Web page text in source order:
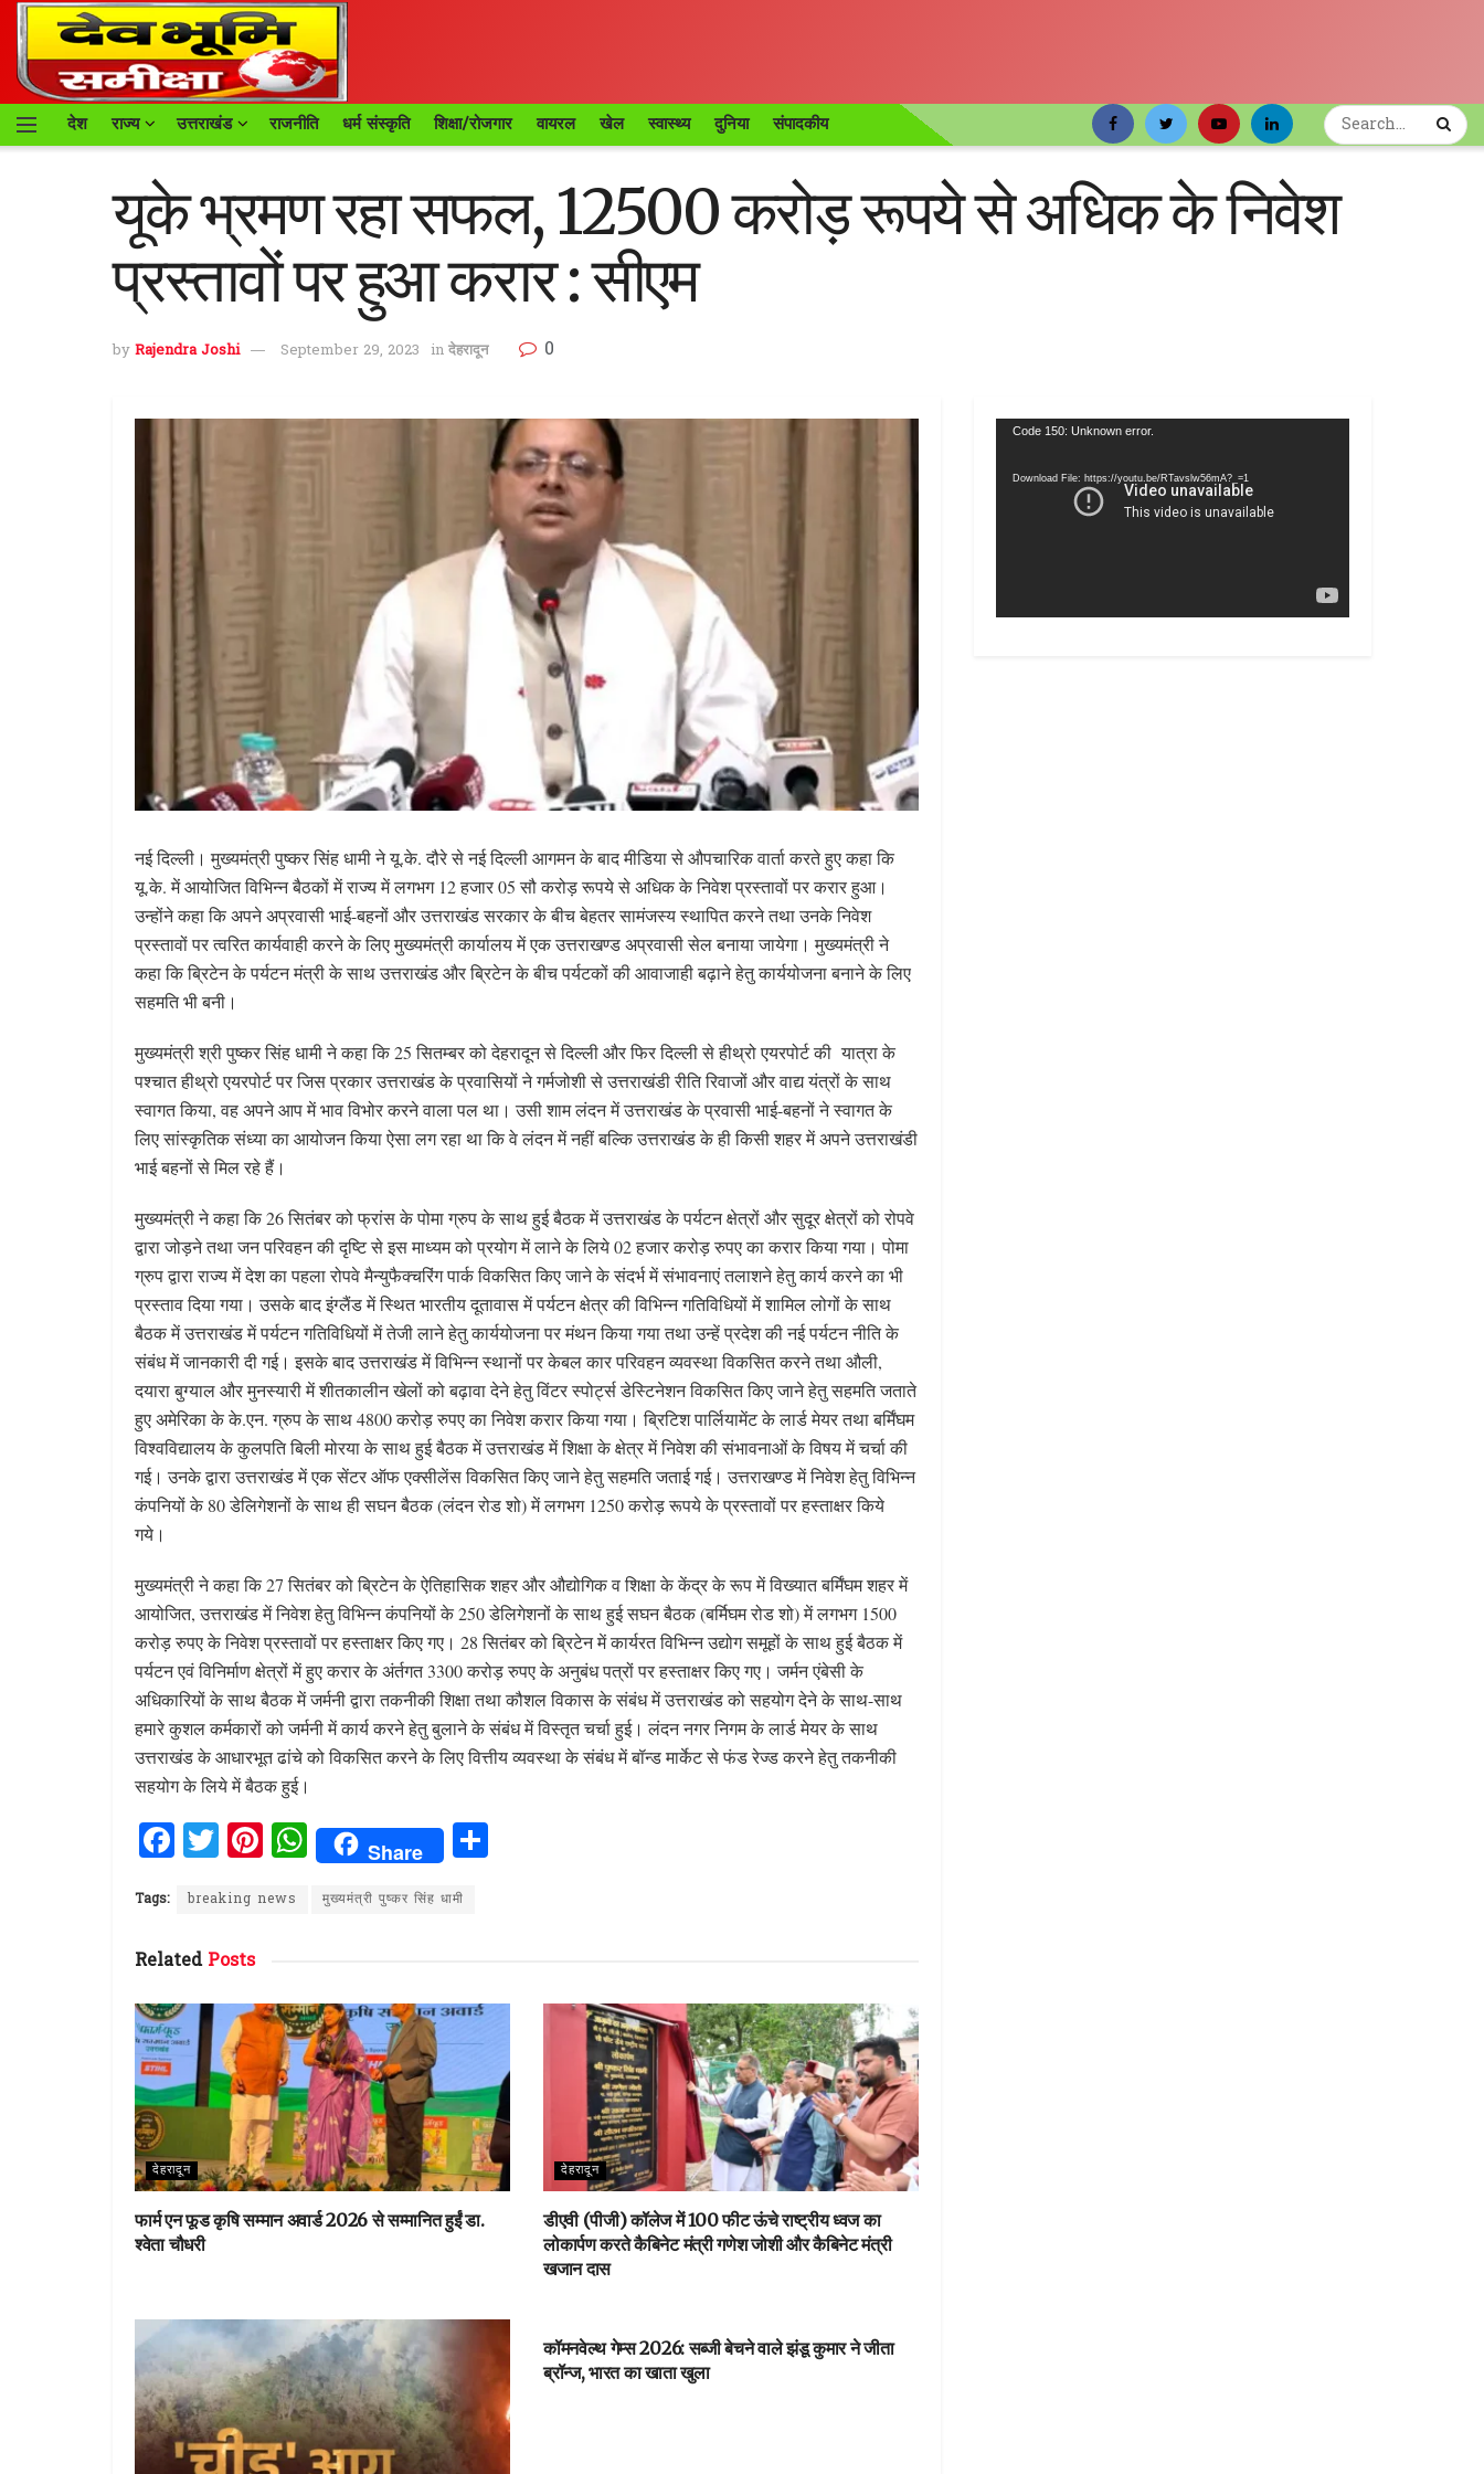
देश राज्य उत्तराखंड राजनीति धर्म संस्कृति शिक्षा/रोजगार वायरल खेल स्वास्थ्य दुनिया संपादकीय
यूके भ्रमण रहा सफल, 12500 करोड़ रूपये से अधिक के निवेश
प्रस्तावों पर हुआ करार : सीएम
by Rajendra Joshi September 29, 2023 in देहरादून 0
नई दिल्ली। मुख्यमंत्री पुष्कर सिंह धामी ने यू.के. दौरे से नई दिल्ली आगमन के बाद मीडिया से औपचारिक वार्ता करते हुए कहा कि
यू.के. में आयोजित विभिन्न बैठकों में राज्य में लगभग 12 हजार 05 सौ करोड़ रूपये से अधिक के निवेश प्रस्तावों पर करार हुआ।
उन्होंने कहा कि अपने अप्रवासी भाई-बहनों और उत्तराखंड सरकार के बीच बेहतर सामंजस्य स्थापित करने तथा उनके निवेश
प्रस्तावों पर त्वरित कार्यवाही करने के लिए मुख्यमंत्री कार्यालय में एक उत्तराखण्ड अप्रवासी सेल बनाया जायेगा। मुख्यमंत्री ने
कहा कि ब्रिटेन के पर्यटन मंत्री के साथ उत्तराखंड और ब्रिटेन के बीच पर्यटकों की आवाजाही बढ़ाने हेतु कार्ययोजना बनाने के लिए
सहमति भी बनी।
मुख्यमंत्री श्री पुष्कर सिंह धामी ने कहा कि 25 सितम्बर को देहरादून से दिल्ली और फिर दिल्ली से हीथ्रो एयरपोर्ट की यात्रा के
पश्चात हीथ्रो एयरपोर्ट पर जिस प्रकार उत्तराखंड के प्रवासियों ने गर्मजोशी से उत्तराखंडी रीति रिवाजों और वाद्य यंत्रों के साथ
स्वागत किया, वह अपने आप में भाव विभोर करने वाला पल था। उसी शाम लंदन में उत्तराखंड के प्रवासी भाई-बहनों ने स्वागत के
लिए सांस्कृतिक संध्या का आयोजन किया ऐसा लग रहा था कि वे लंदन में नहीं बल्कि उत्तराखंड के ही किसी शहर में अपने उत्तराखंडी
भाई बहनों से मिल रहे हैं।
मुख्यमंत्री ने कहा कि 26 सितंबर को फ्रांस के पोमा ग्रुप के साथ हुई बैठक में उत्तराखंड के पर्यटन क्षेत्रों और सुदूर क्षेत्रों को रोपवे
द्वारा जोड़ने तथा जन परिवहन की दृष्टि से इस माध्यम को प्रयोग में लाने के लिये 02 हजार करोड़ रुपए का करार किया गया। पोमा
ग्रुप द्वारा राज्य में देश का पहला रोपवे मैन्युफैक्चरिंग पार्क विकसित किए जाने के संदर्भ में संभावनाएं तलाशने हेतु कार्य करने का भी
प्रस्ताव दिया गया। उसके बाद इंग्लैंड में स्थित भारतीय दूतावास में पर्यटन क्षेत्र की विभिन्न गतिविधियों में शामिल लोगों के साथ
बैठक में उत्तराखंड में पर्यटन गतिविधियों में तेजी लाने हेतु कार्ययोजना पर मंथन किया गया तथा उन्हें प्रदेश की नई पर्यटन नीति के
संबंध में जानकारी दी गई। इसके बाद उत्तराखंड में विभिन्न स्थानों पर केबल कार परिवहन व्यवस्था विकसित करने तथा औली,
दयारा बुग्याल और मुनस्यारी में शीतकालीन खेलों को बढ़ावा देने हेतु विंटर स्पोर्ट्स डेस्टिनेशन विकसित किए जाने हेतु सहमति जताते
हुए अमेरिका के के.एन. ग्रुप के साथ 4800 करोड़ रुपए का निवेश करार किया गया। ब्रिटिश पार्लियामेंट के लार्ड मेयर तथा बर्मिंघम
विश्वविद्यालय के कुलपति बिली मोरया के साथ हुई बैठक में उत्तराखंड में शिक्षा के क्षेत्र में निवेश की संभावनाओं के विषय में चर्चा की
गई। उनके द्वारा उत्तराखंड में एक सेंटर ऑफ एक्सीलेंस विकसित किए जाने हेतु सहमति जताई गई। उत्तराखण्ड में निवेश हेतु विभिन्न
कंपनियों के 80 डेलिगेशनों के साथ ही सघन बैठक (लंदन रोड शो) में लगभग 1250 करोड़ रूपये के प्रस्तावों पर हस्ताक्षर किये
गये।
मुख्यमंत्री ने कहा कि 27 सितंबर को ब्रिटेन के ऐतिहासिक शहर और औद्योगिक व शिक्षा के केंद्र के रूप में विख्यात बर्मिंघम शहर में
आयोजित, उत्तराखंड में निवेश हेतु विभिन्न कंपनियों के 250 डेलिगेशनों के साथ हुई सघन बैठक (बर्मिघम रोड शो) में लगभग 1500
करोड़ रुपए के निवेश प्रस्तावों पर हस्ताक्षर किए गए। 28 सितंबर को ब्रिटेन में कार्यरत विभिन्न उद्योग समूहों के साथ हुई बैठक में
पर्यटन एवं विनिर्माण क्षेत्रों में हुए करार के अंर्तगत 3300 करोड़ रुपए के अनुबंध पत्रों पर हस्ताक्षर किए गए। जर्मन एंबेसी के
अधिकारियों के साथ बैठक में जर्मनी द्वारा तकनीकी शिक्षा तथा कौशल विकास के संबंध में उत्तराखंड को सहयोग देने के साथ-साथ
हमारे कुशल कर्मकारों को जर्मनी में कार्य करने हेतु बुलाने के संबंध में विस्तृत चर्चा हुई। लंदन नगर निगम के लार्ड मेयर के साथ
उत्तराखंड के आधारभूत ढांचे को विकसित करने के लिए वित्तीय व्यवस्था के संबंध में बॉन्ड मार्केट से फंड रेज्ड करने हेतु तकनीकी
सहयोग के लिये में बैठक हुई।
F
a
ce
b
o
o
k
T
w
it
te
r
Pi
n
te
W
h
at
p
p
Share
Tags: breaking news मुख्यमंत्री पुष्कर सिंह धामी
RelatedPosts
देहरादून
फार्म एन फूड कृषि सम्मान अवार्ड 2026 से सम्मानित हुईं डा.
श्वेता चौधरी
देहरादून
डीएवी (पीजी) कॉलेज में 100 फीट ऊंचे राष्ट्रीय ध्वज का
लोकार्पण करते कैबिनेट मंत्री गणेश जोशी और कैबिनेट मंत्री
खजान दास
कॉमनवेल्थ गेम्स 2026: सब्जी बेचने वाले झंडू कुमार ने जीता
ब्रॉन्ज, भारत का खाता खुला
Video
Code 150: Unknown error.
Download File: https://youtu.be/RTavslw56mA?_=1